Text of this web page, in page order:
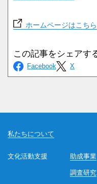
ホームページはこちら
私たちについて
文化活動支援 助成事業
調査研究